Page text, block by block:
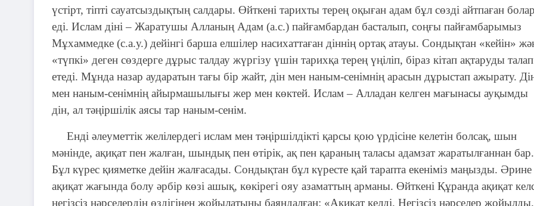
үстірт, тіпті сауатсыздықтың салдары. Өйткені тарихты терең оқыған адам бұл сөзді айтпаған болар
еді. Ислам діні – Жаратушы Алланың Адам (а.с.) пайғамбардан басталып, соңғы пайғамбарымыз
Мұхаммедке (с.а.у.) дейінгі барша елшілер насихаттаған діннің ортақ атауы. Сондықтан «кейін»
«түпкі» деген сөздерге дұрыс талдау жүргізу үшін тарихқа терең үңіліп, біраз кітап ақтаруды талап
етеді. Мұнда назар аударатын тағы бір жайт, дін мен наным-сенімнің арасын дұрыстап ажырату.
мен наным-сенімнің айырмашылығы жер мен көктей. Ислам – Алладан келген мағынасы ауқымды
дін, ал тәңіршілік аясы тар наным-сенім.
Енді әлеуметтік желілердегі ислам мен тәңіршілдікті қарсы қою үрдісіне келетін болсақ, шын
мәнінде, ақиқат пен жалған, шындық пен өтірік, ақ пен қараның таласы адамзат жаратылғаннан бар.
Бұл күрес қияметке дейін жалғасады. Сондықтан бұл күресте қай тарапта екеніміз маңызды. Әрине
ақиқат жағында болу әрбір көзі ашық, көкірегі ояу азаматтың арманы. Өйткені Құранда ақиқат
негізсіз нәрселердің өздігінен жойылатыны баяндалған: «Ақиқат келді. Негізсіз нәрселер жойылды.